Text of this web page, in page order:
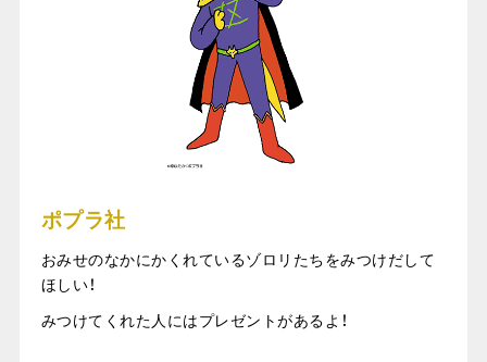
ポプラ社
おみせのなかにかくれているゾロリたちをみつけだして
ほしい！
みつけてくれた人にはプレゼントがあるよ！